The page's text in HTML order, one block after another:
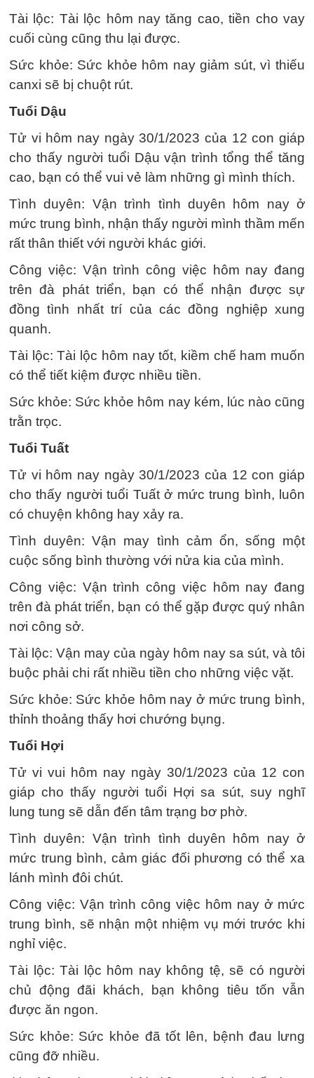
Tài lộc: Tài lộc hôm nay tăng cao, tiền cho vay
cuối cùng cũng thu lại được.
Sức khỏe: Sức khỏe hôm nay giảm sút, vì thiếu
canxi sẽ bị chuột rút.
Tuổi Dậu
Tử vi hôm nay ngày 30/1/2023 của 12 con giáp
cho thấy người tuổi Dậu vận trình tổng thể tăng
cao, bạn có thể vui vẻ làm những gì mình thích.
Tình duyên: Vận trình tình duyên hôm nay ở
mức trung bình, nhận thấy người mình thầm mến
rất thân thiết với người khác giới.
Công việc: Vận trình công việc hôm nay đang
trên đà phát triển, bạn có thể nhận được sự
đồng tình nhất trí của các đồng nghiệp xung
quanh.
Tài lộc: Tài lộc hôm nay tốt, kiềm chế ham muốn
có thể tiết kiệm được nhiều tiền.
Sức khỏe: Sức khỏe hôm nay kém, lúc nào cũng
trằn trọc.
Tuổi Tuất
Tử vi hôm nay ngày 30/1/2023 của 12 con giáp
cho thấy người tuổi Tuất ở mức trung bình, luôn
có chuyện không hay xảy ra.
Tình duyên: Vận may tình cảm ổn, sống một
cuộc sống bình thường với nửa kia của mình.
Công việc: Vận trình công việc hôm nay đang
trên đà phát triển, bạn có thể gặp được quý nhân
nơi công sở.
Tài lộc: Vận may của ngày hôm nay sa sút, và tôi
buộc phải chi rất nhiều tiền cho những việc vặt.
Sức khỏe: Sức khỏe hôm nay ở mức trung bình,
thỉnh thoảng thấy hơi chướng bụng.
Tuổi Hợi
Tử vi vui hôm nay ngày 30/1/2023 của 12 con
giáp cho thấy người tuổi Hợi sa sút, suy nghĩ
lung tung sẽ dẫn đến tâm trạng bơ phờ.
Tình duyên: Vận trình tình duyên hôm nay ở
mức trung bình, cảm giác đối phương có thể xa
lánh mình đôi chút.
Công việc: Vận trình công việc hôm nay ở mức
trung bình, sẽ nhận một nhiệm vụ mới trước khi
nghỉ việc.
Tài lộc: Tài lộc hôm nay không tệ, sẽ có người
chủ động đãi khách, bạn không tiêu tốn vẫn
được ăn ngon.
Sức khỏe: Sức khỏe đã tốt lên, bệnh đau lưng
cũng đỡ nhiều.